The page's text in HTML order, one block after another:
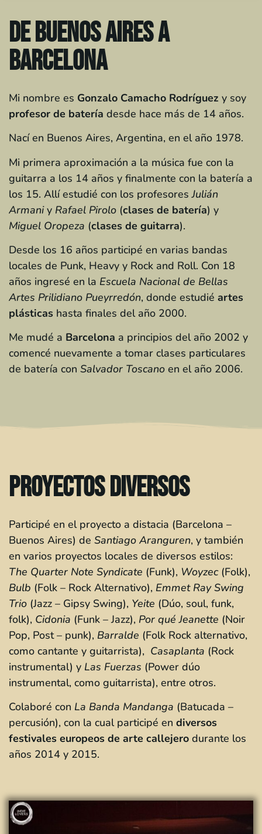
De Buenos Aires A
Barcelona
Mi nombre es Gonzalo Camacho Rodríguez y soy
profesor de batería desde hace más de 14 años.
Nací en Buenos Aires, Argentina, en el año 1978.
Mi primera aproximación a la música fue con la
guitarra a los 14 años y finalmente con la batería a
los 15. Allí estudié con los profesoresJulián
Armaniy Rafael Pirolo (clases de batería) y
Miguel Oropeza (clases de guitarra).
Desde los 16 años participé en varias bandas
locales de Punk, Heavy y Rock and Roll. Con 18
años ingresé en la Escuela Nacional de Bellas
Artes Prilidiano Pueyrredón, donde estudié artes
plásticas hasta finales del año 2000.
Me mudé a Barcelona a principios del año 2002 y
comencé nuevamente a tomar clases particulares
de batería con Salvador Toscano en el año 2006.
proyectos diversos
Participé en el proyecto a distacia (Barcelona –
Buenos Aires) de Santiago Aranguren, y también
en varios proyectos locales de diversos estilos:
The Quarter Note Syndicate (Funk), Woyzec(Folk),
Bulb (Folk – Rock Alternativo), Emmet Ray Swing
Trio (Jazz – Gipsy Swing), Yeite (Dúo, soul, funk,
folk), Cidonia (Funk – Jazz), Por qué Jeanette (Noir
Pop, Post – punk), Barralde (Folk Rock alternativo,
como cantante y guitarrista), Casaplanta (Rock
instrumental) y Las Fuerzas (Power dúo
instrumental, como guitarrista), entre otros.
Colaboré con La Banda Mandanga (Batucada –
percusión), con la cual participé en diversos
festivales europeos de arte callejero durante los
años 2014 y 2015.